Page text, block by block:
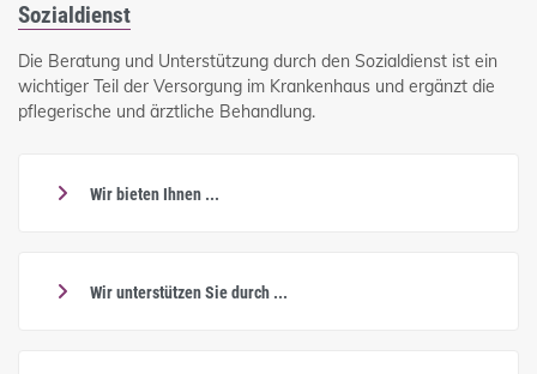
Sozialdienst
Die Beratung und Unterstützung durch den Sozialdienst ist ein
wichtiger Teil der Versorgung im Krankenhaus und ergänzt die
pflegerische und ärztliche Behandlung.
Wir bieten Ihnen ...
Wir unterstützen Sie durch ...